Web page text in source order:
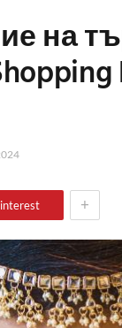
на
+